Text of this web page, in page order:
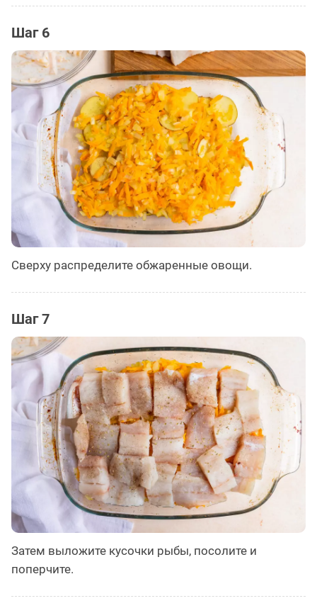
Шаг 6
Сверху распределите обжаренные овощи.
Шаг 7
Затем выложите кусочки рыбы, посолите и
поперчите.